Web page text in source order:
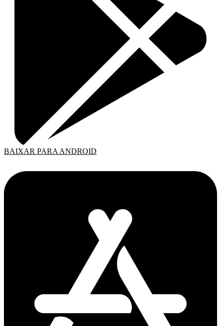
BAIXAR PARA ANDROID